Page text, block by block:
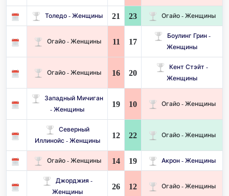
Толедо - Женщины 21 23 Огайо - Женщины
Огайо - Женщины 11 17
Боулинг Грин -
Женщины
Огайо - Женщины 16 20
Кент Стэйт -
Женщины
Западный Мичиган
- Женщины
19 10 Огайо - Женщины
Северный
Иллинойс - Женщины
12 22 Огайо - Женщины
Огайо - Женщины 14 19 Акрон - Женщины
Джорджия -
Женщины
26 12 Огайо - Женщины